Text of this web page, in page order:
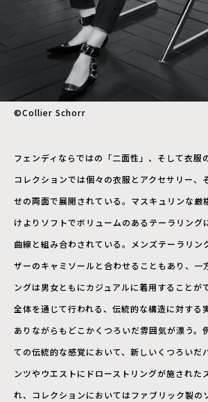
©︎Collier Schorr
フェンディならではの「二面性」、そして衣服
コレクションでは個々の衣服とアクセサリー、
せの両面で展開されている。マスキュリンな厳
けよりソフトでボリュームのあるテーラリング
曲線と組み合わされている。メンズテーラリン
ザーのキャミソールと合わせることもあり、一
ングは男女ともにカジュアルに着用することが
全体を通じて行われる、伝統的な構造に対する
ありながらもどこかくつろいだ雰囲気が漂う。
ての伝統的な感覚において、新しいくつろいだ
ンツやウエストにドローストリングが施された
れ、コレクションにおいてはファブリック製の